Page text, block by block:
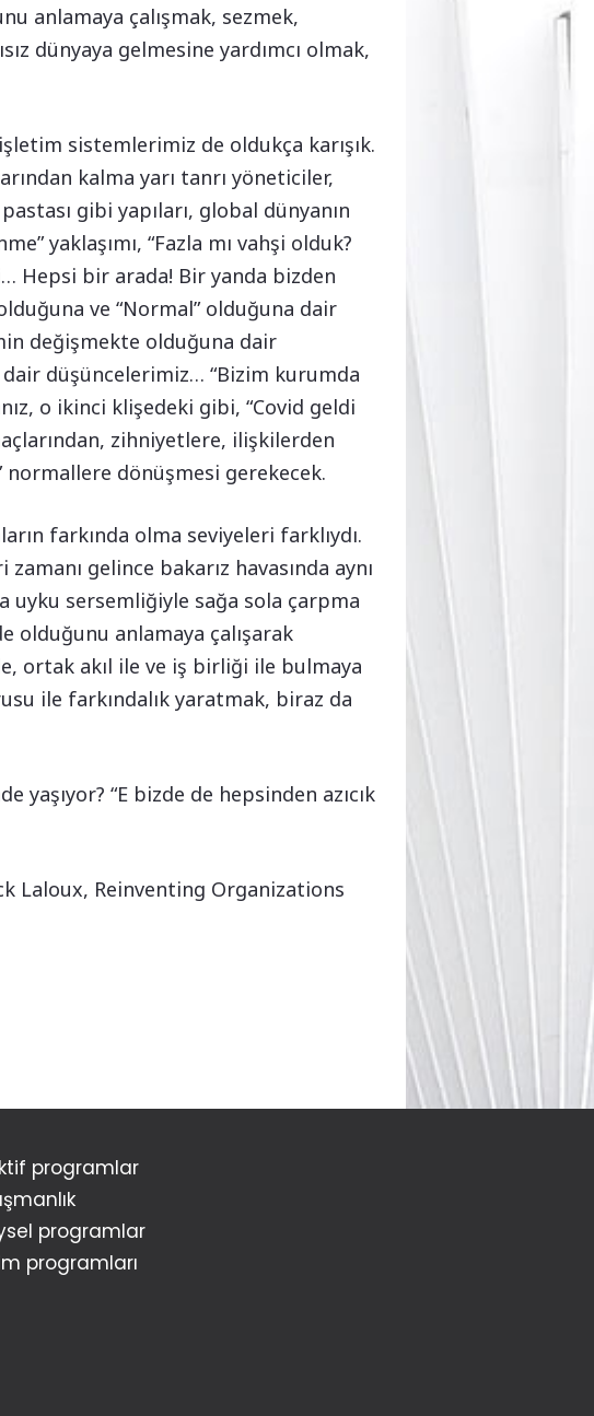
anlamaya çalışmak, sezmek,
dünyaya gelmesine yardımcı olmak,
sistemlerimiz de oldukça karışık.
kalma yarı tanrı yöneticiler,
gibi yapıları, global dünyanın
yaklaşımı, “Fazla mı vahşi olduk?
Hepsi bir arada! Bir yanda bizden
ve “Normal” olduğuna dair
değişmekte olduğuna dair
düşüncelerimiz… “Bizim kurumda
o ikinci klişedeki gibi, “Covid geldi
zihniyetlere, ilişkilerden
normallere dönüşmesi gerekecek.
farkında olma seviyeleri farklıydı.
gelince bakarız havasında aynı
uyku sersemliğiyle sağa sola çarpma
olduğunu anlamaya çalışarak
ortak akıl ile ve iş birliği ile bulmaya
ile farkındalık yaratmak, biraz da
“E bizde de hepsinden azıcık
Laloux, Reinventing Organizations
programlar
programlar
programları